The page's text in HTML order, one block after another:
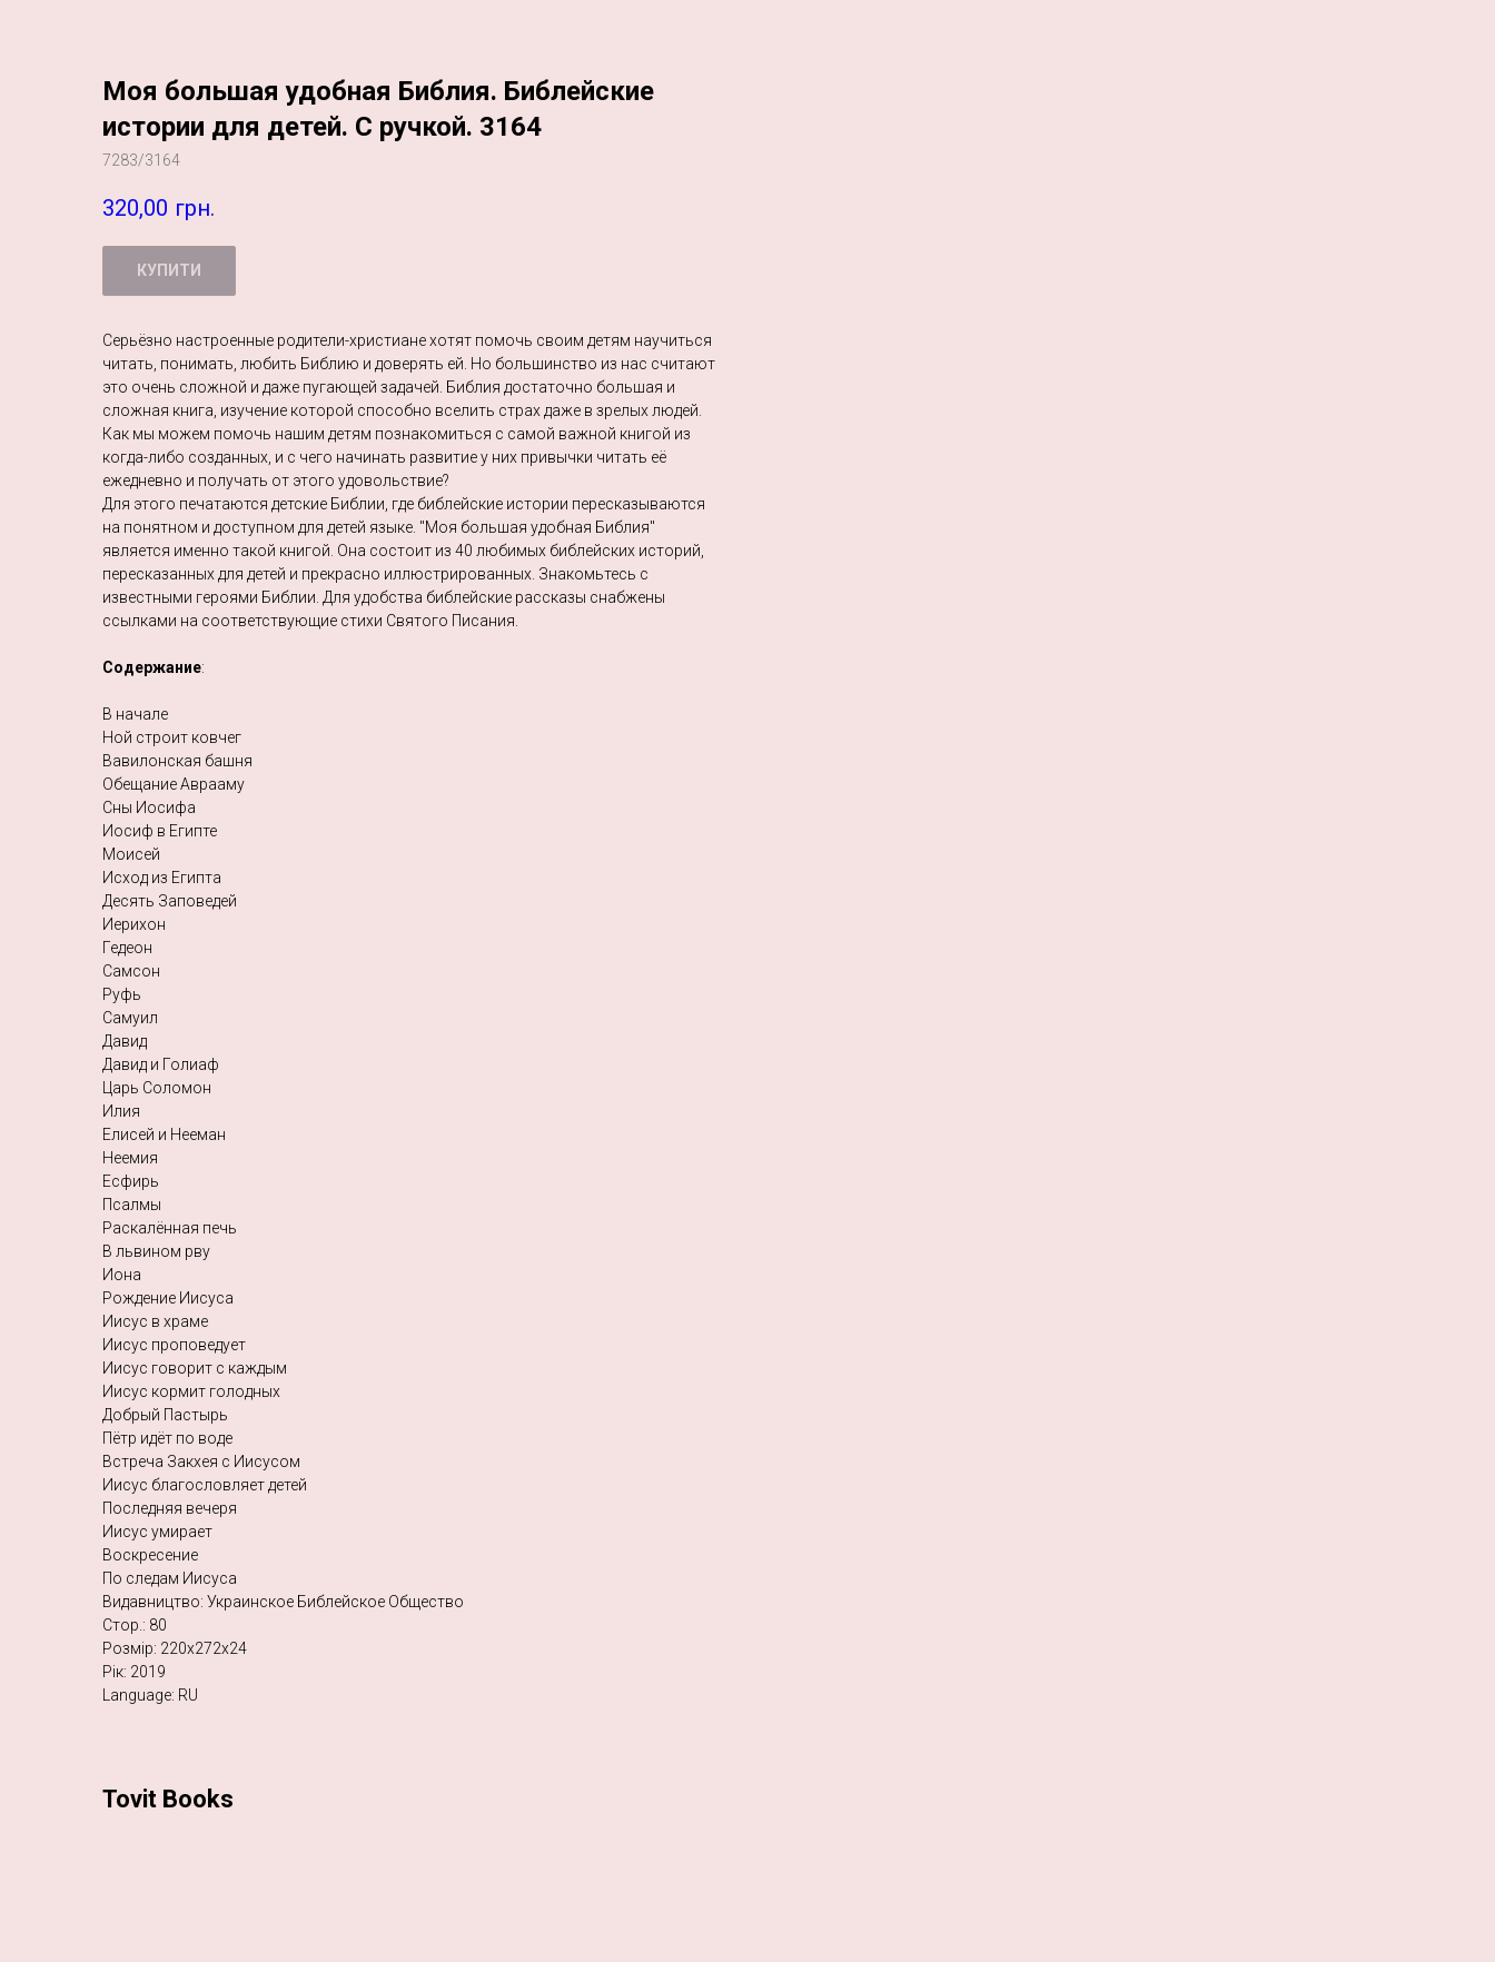
Моя большая удобная Библия. Библейские
истории для детей. С ручкой. 3164
7283/3164
320,00 грн.
КУПИТИ
Серьёзно настроенные родители-христиане хотят помочь своим детям научиться
читать, понимать, любить Библию и доверять ей. Но большинство из нас считают
это очень сложной и даже пугающей задачей. Библия достаточно большая и
сложная книга, изучение которой способно вселить страх даже в зрелых людей.
Как мы можем помочь нашим детям познакомиться с самой важной книгой из
когда-либо созданных, и с чего начинать развитие у них привычки читать её
ежедневно и получать от этого удовольствие?
Для этого печатаются детские Библии, где библейские истории пересказываются
на понятном и доступном для детей языке. "Моя большая удобная Библия"
является именно такой книгой. Она состоит из 40 любимых библейских историй,
пересказанных для детей и прекрасно иллюстрированных. Знакомьтесь с
известными героями Библии. Для удобства библейские рассказы снабжены
ссылками на соответствующие стихи Святого Писания.
Содержание:
В начале
Ной строит ковчег
Вавилонская башня
Обещание Аврааму
Сны Иосифа
Иосиф в Египте
Моисей
Исход из Египта
Десять Заповедей
Иерихон
Гедеон
Самсон
Руфь
Самуил
Давид
Давид и Голиаф
Царь Соломон
Илия
Елисей и Нееман
Неемия
Есфирь
Псалмы
Раскалённая печь
В львином рву
Иона
Рождение Иисуса
Иисус в храме
Иисус проповедует
Иисус говорит с каждым
Иисус кормит голодных
Добрый Пастырь
Пётр идёт по воде
Встреча Закхея с Иисусом
Иисус благословляет детей
Последняя вечеря
Иисус умирает
Воскресение
По следам Иисуса
Видавництво: Украинское Библейское Общество
Стор.: 80
Розмір: 220х272х24
Рік: 2019
Language: RU
Tovit Books